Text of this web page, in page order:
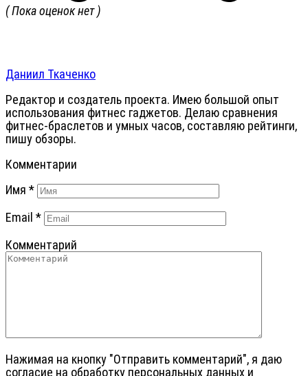
( Пока оценок нет )
Даниил Ткаченко
Редактор и создатель проекта. Имею большой опыт
использования фитнес гаджетов. Делаю сравнения
фитнес-браслетов и умных часов, составляю рейтинги,
пишу обзоры.
Комментарии
Имя *
Email *
Комментарий
Нажимая на кнопку "Отправить комментарий", я даю
cогласие на обработку персональных данных и